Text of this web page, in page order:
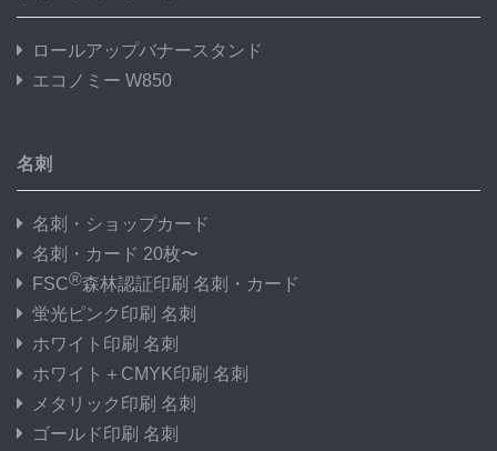
ロールアップバナースタンド
エコノミー W850
名刺
名刺・ショップカード
名刺・カード 20枚〜
FSC®森林認証印刷 名刺・カード
蛍光ピンク印刷 名刺
ホワイト印刷 名刺
ホワイト＋CMYK印刷 名刺
メタリック印刷 名刺
ゴールド印刷 名刺